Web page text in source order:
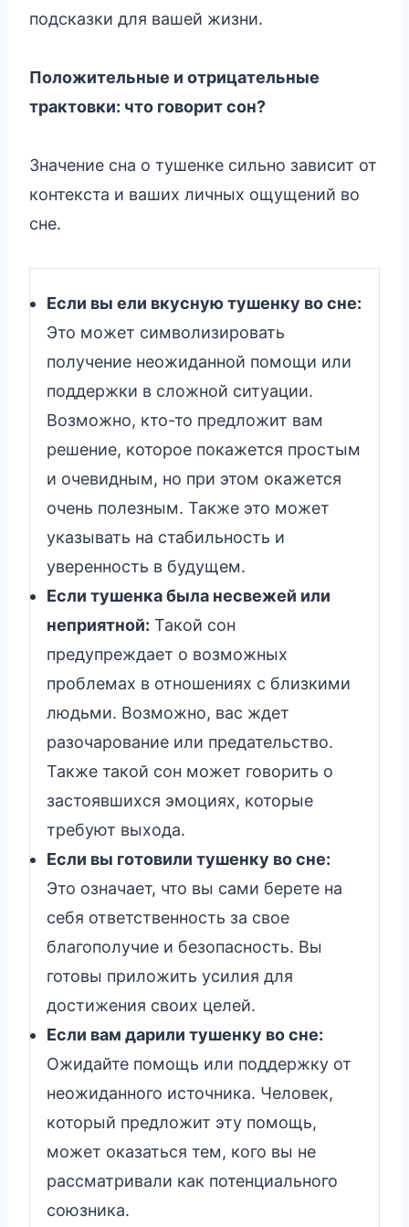
подсказки для вашей жизни.
Положительные и отрицательные
трактовки: что говорит сон?
Значение сна о тушенке сильно зависит от
контекста и ваших личных ощущений во
сне.
Если вы ели вкусную тушенку во сне:
Это может символизировать
получение неожиданной помощи или
поддержки в сложной ситуации.
Возможно, кто-то предложит вам
решение, которое покажется простым
и очевидным, но при этом окажется
очень полезным. Также это может
указывать на стабильность и
уверенность в будущем.
Если тушенка была несвежей или
неприятной: Такой сон
предупреждает о возможных
проблемах в отношениях с близкими
людьми. Возможно, вас ждет
разочарование или предательство.
Также такой сон может говорить о
застоявшихся эмоциях, которые
требуют выхода.
Если вы готовили тушенку во сне:
Это означает, что вы сами берете на
себя ответственность за свое
благополучие и безопасность. Вы
готовы приложить усилия для
достижения своих целей.
Если вам дарили тушенку во сне:
Ожидайте помощь или поддержку от
неожиданного источника. Человек,
который предложит эту помощь,
может оказаться тем, кого вы не
рассматривали как потенциального
союзника.